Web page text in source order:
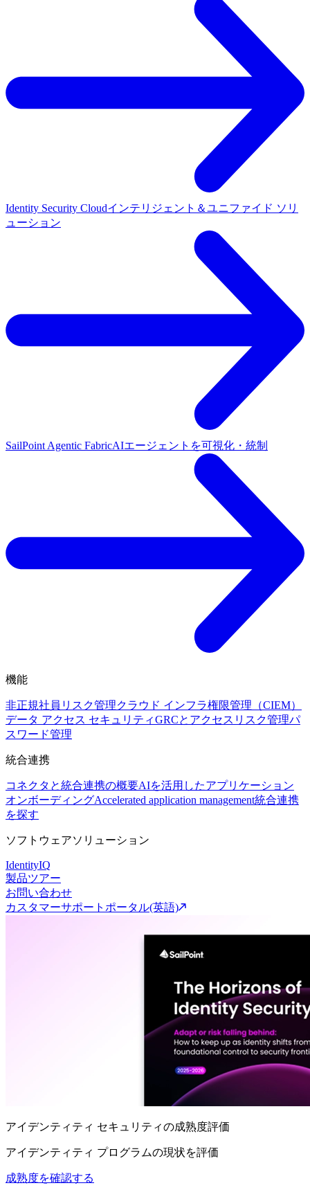
Identity Security Cloudインテリジェント＆ユニファイド ソリ
ューション
SailPoint Agentic FabricAIエージェントを可視化・統制
機能
非正規社員リスク管理クラウド インフラ権限管理（CIEM）
データ アクセス セキュリティGRCとアクセスリスク管理パ
スワード管理
統合連携
コネクタと統合連携の概要AIを活用したアプリケーション
オンボーディングAccelerated application management統合連携
を探す
ソフトウェアソリューション
IdentityIQ
製品ツアー
お問い合わせ
カスタマーサポートポータル(英語)
アイデンティティ セキュリティの成熟度評価
アイデンティティ プログラムの現状を評価
成熟度を確認する